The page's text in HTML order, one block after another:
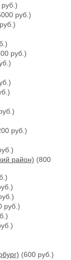
руб.)
руб.)
руб.)
район) (800
руб.)
(600 руб.)